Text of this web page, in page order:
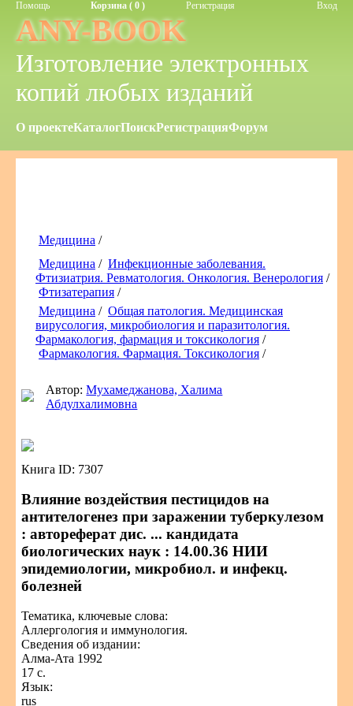
Помощь Корзина ( 0 ) Регистрация Вход
ANY-BOOK
Изготовление электронных
копий любых изданий
О проектеКаталогПоискРегистрацияФорум
Медицина /
Медицина / Инфекционные заболевания.
Фтизиатрия. Ревматология. Онкология. Венерология /
Фтизатерапия /
Медицина / Общая патология. Медицинская
вирусология, микробиология и паразитология.
Фармакология, фармация и токсикология /
Фармакология. Фармация. Токсикология /
Автор:Мухамеджанова, Халима
Абдулхалимовна
Книга ID: 7307
Влияние воздействия пестицидов на
антителогенез при заражении туберкулезом
: автореферат дис. ... кандидата
биологических наук : 14.00.36 НИИ
эпидемиологии, микробиол. и инфекц.
болезней
Тематика, ключевые слова:
Аллергология и иммунология.
Сведения об издании:
Алма-Ата 1992
17 с.
Язык:
rus